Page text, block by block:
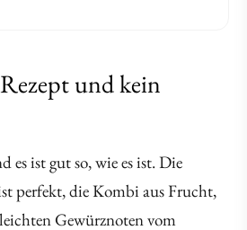
und kein
es ist gut so, wie es ist. Die
perfekt, die Kombi aus Frucht,
Gewürznoten vom